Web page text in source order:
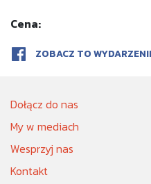
Cena:
ZOBACZ TO
Dołącz do nas
My w mediach
Wesprzyj nas
Kontakt